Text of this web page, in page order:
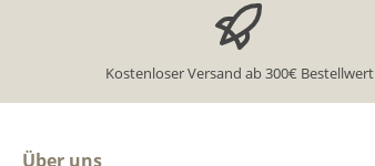
Kostenloser Versand ab 300€ Bestellwert
Über uns